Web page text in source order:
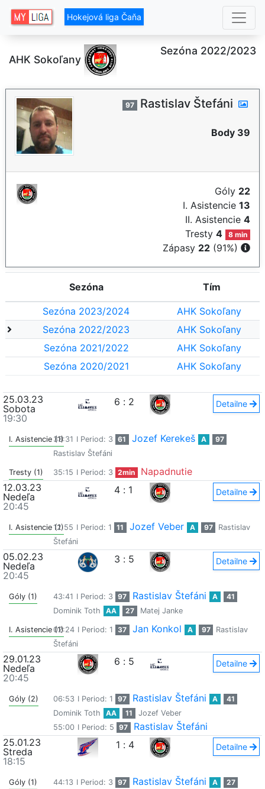
Hokejová liga Čaňa
AHK Sokoľany
Sezóna 2022/2023
97 Rastislav Štefáni
Body 39
Góly 22
I. Asistencie 13
II. Asistencie 4
Tresty4 8 min
Zápasy 22 (91%)
Sezóna Tím
Sezóna 2023/2024
AHK Sokoľany
Sezóna 2022/2023
AHK Sokoľany
Sezóna 2021/2022
AHK Sokoľany
Sezóna 2020/2021
AHK Sokoľany
25.03.23
Sobota
19:30
6 : 2 Detailne
I. Asistencie (1)33:31 I Period: 3 61 Jozef Kerekeš A
97
Rastislav Štefáni
Tresty (1) 35:15 I Period: 3 2min
Napadnutie
12.03.23
Nedeľa
20:45
4 : 1 Detailne
I. Asistencie (1)12:55 I Period: 1 11 Jozef Veber A 97
Rastislav
Štefáni
05.02.23
Nedeľa
20:45
3 : 5 Detailne
Góly (1) 43:41 I Period: 3 97 Rastislav Štefáni A
41
Dominik Toth
AA 27 Matej Janke
I. Asistencie (1)02:24 I Period: 1 37 Jan Konkol A 97
Rastislav
Štefáni
29.01.23
Nedeľa
20:45
6 : 5 Detailne
Góly (2) 06:53 I Period: 1 97 Rastislav Štefáni A
41
Dominik Toth
AA 11
Jozef Veber
55:00 I Period: 5 97
Rastislav Štefáni
25.01.23
Streda
18:15
1 : 4 Detailne
Góly (1) 44:13 I Period: 3 97 Rastislav Štefáni A
27